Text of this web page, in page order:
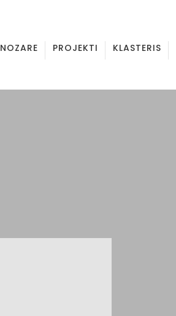
NOZARE PROJEKTI KLASTERIS